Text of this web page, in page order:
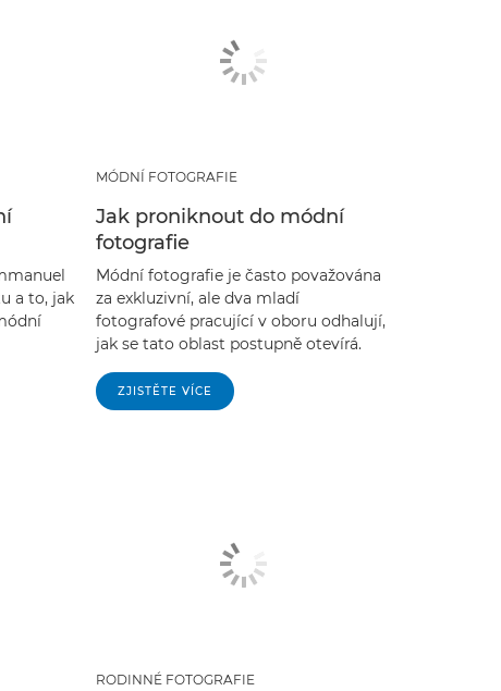
a to, jak
MÓDNÍ FOTOGRAFIE
Jak proniknout do módní
fotografie
Módní fotografie je často považována
za exkluzivní, ale dva mladí
fotografové pracující v oboru odhalují,
jak se tato oblast postupně otevírá.
ZJISTĚTE VÍCE
RODINNÉ FOTOGRAFIE